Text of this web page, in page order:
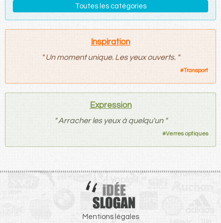
Toutes les catégories
Inspiration
" Un moment unique. Les yeux ouverts. "
#Transport
Expression
" Arracher les yeux à quelqu'un "
#Verres optiques
Mentions légales